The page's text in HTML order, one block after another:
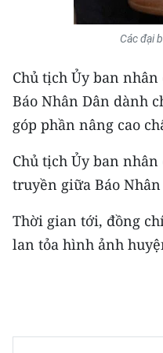
Các đại
Chủ tịch Ủy ban
Báo Nhân Dân dành
góp phần nâng cao
Chủ tịch Ủy ban
truyền giữa Báo
Thời gian tới, đồng
lan tỏa hình ảnh